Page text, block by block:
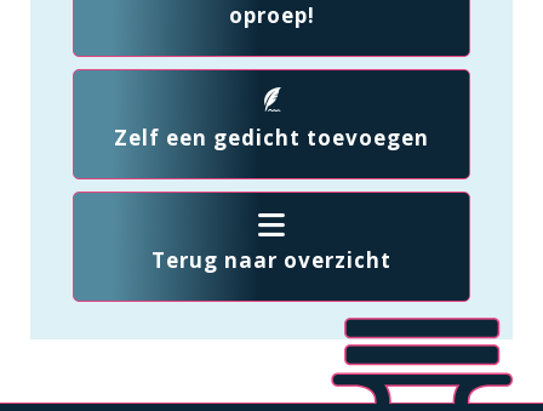
oproep!
Zelf een gedicht toevoegen
Terug naar overzicht